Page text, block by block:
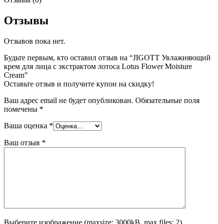
Отзывы
Отзывов пока нет.
Будьте первым, кто оставил отзыв на “JIGOTT Увлажняющий
крем для лица с экстрактом лотоса Lotus Flower Moisture
Cream”
Оставьте отзыв и получите купон на скидку!
Ваш адрес email не будет опубликован. Обязательные поля
помечены *
Ваша оценка *
Ваш отзыв *
Выберите изображение (maxsize: 3000kB, max files: 2)